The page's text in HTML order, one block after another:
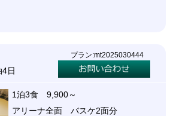
日
プラン:mt2025030444
1泊3食 9,900～
アリーナ全面 バスケ2面分